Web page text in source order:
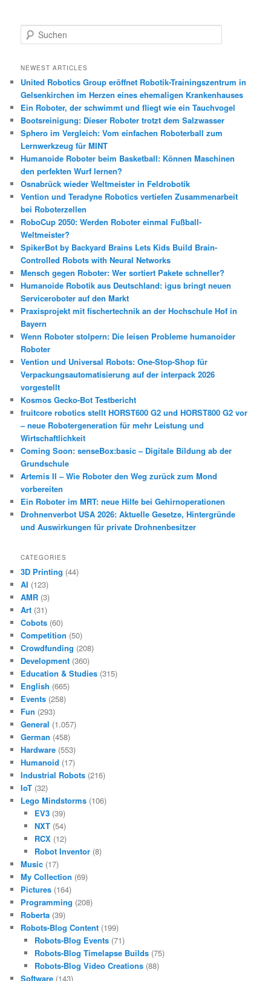
u
h
n
NEWEST ARTICLES
United Robotics Group eröffnet Robotik-Trainingszentrum in
Gelsenkirchen im Herzen eines ehemaligen Krankenhauses
Ein Roboter, der schwimmt und fliegt wie ein Tauchvogel
Bootsreinigung: Dieser Roboter trotzt dem Salzwasser
Sphero im Vergleich: Vom einfachen Roboterball zum
Lernwerkzeug für MINT
Humanoide Roboter beim Basketball: Können Maschinen
den perfekten Wurf lernen?
Osnabrück wieder Weltmeister in Feldrobotik
Vention und Teradyne Robotics vertiefen Zusammenarbeit
bei Roboterzellen
RoboCup 2050: Werden Roboter einmal Fußball-
Weltmeister?
SpikerBot by Backyard Brains Lets Kids Build Brain-
Controlled Robots with Neural Networks
Mensch gegen Roboter: Wer sortiert Pakete schneller?
Humanoide Robotik aus Deutschland: igus bringt neuen
Serviceroboter auf den Markt
Praxisprojekt mit fischertechnik an der Hochschule Hof in
Bayern
Wenn Roboter stolpern: Die leisen Probleme humanoider
Roboter
Vention und Universal Robots: One-Stop-Shop für
Verpackungsautomatisierung auf der interpack 2026
vorgestellt
Kosmos Gecko-Bot Testbericht
fruitcore robotics stellt HORST600 G2 und HORST800 G2 vor
– neue Robotergeneration für mehr Leistung und
Wirtschaftlichkeit
Coming Soon: senseBox:basic – Digitale Bildung ab der
Grundschule
Artemis II – Wie Roboter den Weg zurück zum Mond
vorbereiten
Ein Roboter im MRT: neue Hilfe bei Gehirnoperationen
Drohnenverbot USA 2026: Aktuelle Gesetze, Hintergründe
und Auswirkungen für private Drohnenbesitzer
CATEGORIES
3D Printing (44)
AI (123)
AMR (3)
Art (31)
Cobots (60)
Competition (50)
Crowdfunding (208)
Development (360)
Education & Studies (315)
English (665)
Events (258)
Fun (293)
General (1.057)
German (458)
Hardware (553)
Humanoid (17)
Industrial Robots (216)
IoT (32)
Lego Mindstorms (106)
EV3(39)
NXT(54)
RCX(12)
Robot Inventor(8)
Music (17)
My Collection (69)
Pictures (164)
Programming (208)
Roberta (39)
Robots-Blog Content (199)
Robots-Blog Events(71)
Robots-Blog Timelapse Builds(75)
Robots-Blog Video Creations(88)
Software (143)